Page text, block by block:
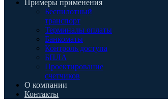
Примеры применения
Беспилотный
транспорт
Терминалы оплаты
Банкоматы
Контроль доступа
БПЛА
Проектирование
счетчиков
О компании
Контакты